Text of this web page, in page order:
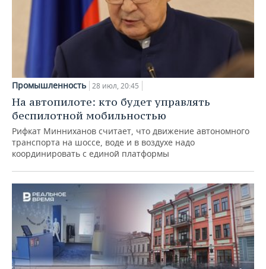
Промышленность 28 июл, 20:45
На автопилоте: кто будет управлять
беспилотной мобильностью
Рифкат Минниханов считает, что движение автономного
транспорта на шоссе, воде и в воздухе надо
координировать с единой платформы